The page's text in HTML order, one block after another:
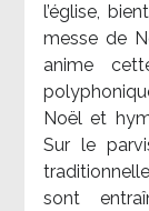
l’église,
messe de
anime
Noël et
Sur le
sont